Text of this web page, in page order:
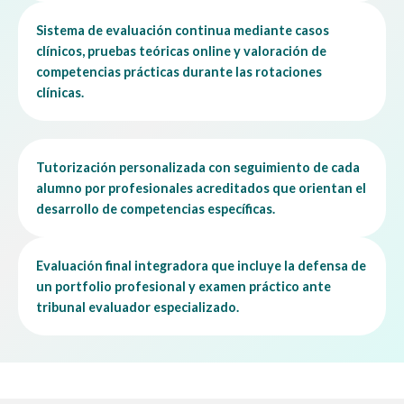
TALLER DE CIRUGÍA
TALLER DE COJERAS Y ODONTOLOGÍA
TALLER DE EVALUACIÓN CRÍTICA DE LA
2. Evaluación de casos prácticos clínicos por un
tribunal de especialistas:
Sistema de evaluación continua mediante casos
clínicos, pruebas teóricas online y valoración de
competencias prácticas durante las rotaciones
clínicas.
Tutorización personalizada con seguimiento de cada
alumno por profesionales acreditados que orientan el
desarrollo de competencias específicas.
Evaluación final integradora que incluye la defensa de
un portfolio profesional y examen práctico ante
tribunal evaluador especializado.